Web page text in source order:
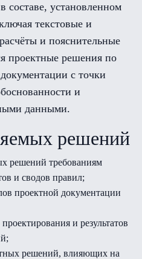
составе, установленном
текстовые и
и пояснительные
проектные решения по
с точки
и
данными.
решений
решений требованиям
и сводов правил;
проектной документации
и результатов
решений, влияющих на